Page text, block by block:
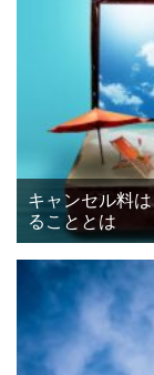
キャンセル料
ることとは